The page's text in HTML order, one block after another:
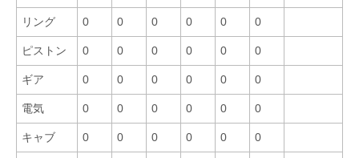
リング 0 0 0 0 0 0
ピストン 0 0 0 0 0 0
ギア 0 0 0 0 0 0
電気 0 0 0 0 0 0
キャブ 0 0 0 0 0 0